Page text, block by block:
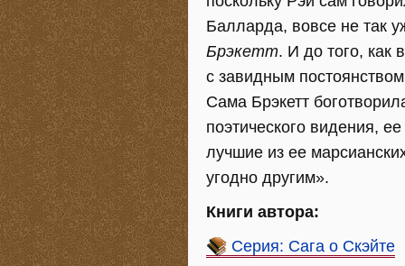
Балларда, вовсе не так
Брэкетт. И до того, как
с завидным
Сама Брэкетт
поэтического видения,
лучшие из ее
угодно другим».
Книги автора:
Серия: Сага о Скэйте